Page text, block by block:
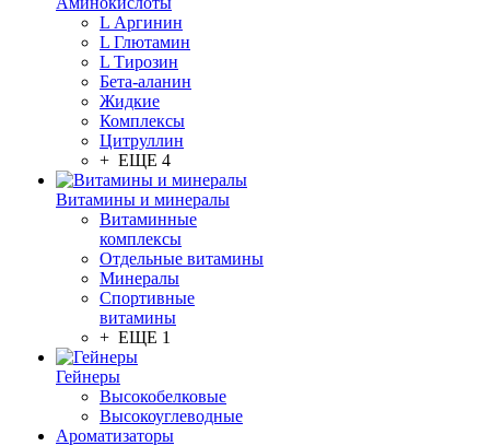
L Аргинин
L Глютамин
L Тирозин
Бета-аланин
Жидкие
Комплексы
Цитруллин
+ ЕЩЕ 4
Витамины и минералы
Витаминные
комплексы
Отдельные витамины
Минералы
Спортивные
витамины
+ ЕЩЕ 1
Гейнеры
Высокобелковые
Высокоуглеводные
Ароматизаторы